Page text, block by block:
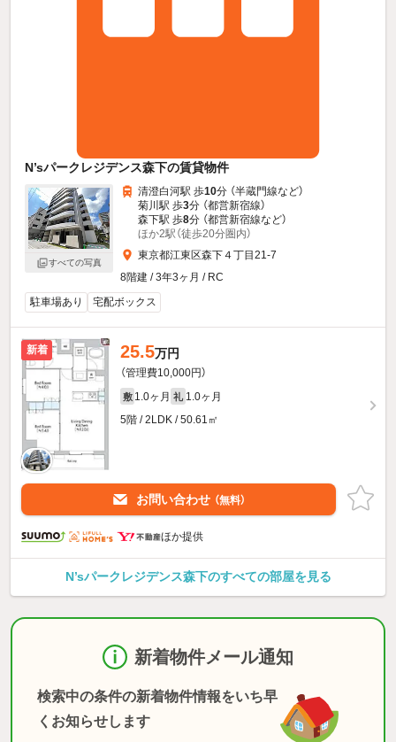
N’sパークレジデンス森下の賃貸物件
すべての写真
清澄白河駅 歩10分 （半蔵門線など）
菊川駅 歩3分 （都営新宿線）
森下駅 歩8分 （都営新宿線など）
ほか2駅（徒歩20分圏内）
東京都江東区森下４丁目21-7
8階建 / 3年3ヶ月 / RC
駐車場あり
宅配ボックス
新着 25.5万円
（管理費10,000円）
敷 1.0ヶ月 礼 1.0ヶ月
5階 / 2LDK / 50.61㎡
お問い合わせ （無料）
ほか提供
N’sパークレジデンス森下のすべての部屋を見る
新着物件メール通知
検索中の条件の新着物件情報をいち早
くお知らせします